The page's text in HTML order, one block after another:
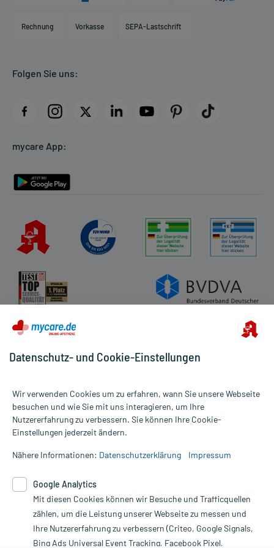
Direktabrechnung PKV
AGB
Datenschutz
Rückgabe/Widerruf
Rechnung Vorkasse SEPA-Lastschrift
Folgen Sie uns:
mycare App:
Alle Preise gelten inkl. MwSt., ggf. zzgl. Versandkosten
Informationen auf dieser Website werden ausschließlich für
die Untersuchung und Behandlung durch einen Arzt. Bitte
Therapien eingeleitet werden können. | Diese Webseite benutzt
Google Analytics. Lesen Sie bitte dazu die wichtigen Hinweise in
unserer Datenschutzerklärung. Für den Widerruf einer Bestellung
nutzen Sie das Formular:
Datenschutz- und Cookie-Einstellungen
Wir verwenden Cookies um zu erfahren, wann Sie unsere Webseite
besuchen und wie Sie mit uns interagieren, um Ihre
Nutzererfahrung zu verbessern. Sie können Ihre Cookie-
Einstellungen jederzeit ändern.
Nähere Informationen: Datenschutzerklärung Impressum
Google Analytics
Mit diesen Cookies können wir Besuche und Trafficquellen
zählen, um die Leistung unserer Webseite zu messen und
Ihre Nutzererfahrung zu verbessern (Criteo, Google Signals,
Bing Ads Universal Event Tracking, Facebook Pixel,